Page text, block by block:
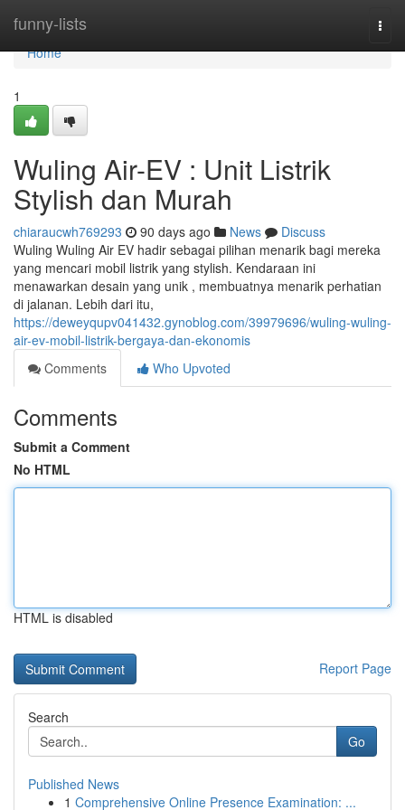
funny-lists
Home
Home
1
Wuling Air-EV : Unit Listrik
Stylish dan Murah
chiaraucwh769293 90 days ago News
Discuss
Wuling Wuling Air EV hadir sebagai pilihan menarik bagi mereka
yang mencari mobil listrik yang stylish. Kendaraan ini
menawarkan desain yang unik , membuatnya menarik perhatian
di jalanan. Lebih dari itu,
https://deweyqupv041432.gynoblog.com/39979696/wuling-wuling-
air-ev-mobil-listrik-bergaya-dan-ekonomis
Comments
Who Upvoted
Comments
Submit a Comment
No HTML
HTML is disabled
Report Page
Search
Go
Published News
1 Comprehensive Online Presence Examination: ...